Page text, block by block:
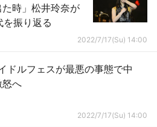
時」松井玲奈が
振り返る
2022/7/17(Su) 14:00
ドルフェスが最悪の事態で中
怒へ
2022/7/17(Su) 14:00